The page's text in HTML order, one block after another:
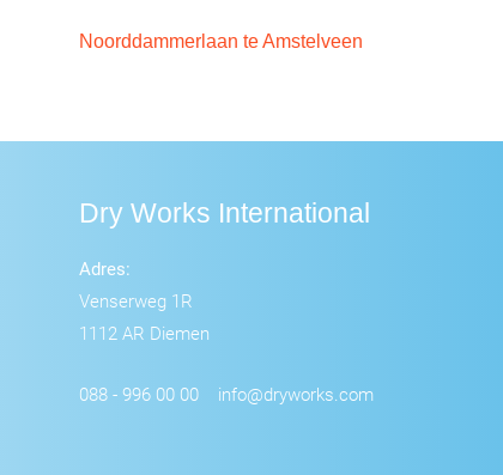
Noorddammerlaan te Amstelveen
Dry Works International
Adres:
Venserweg 1R
1112 AR Diemen
088 - 996 00 00 info@dryworks.com